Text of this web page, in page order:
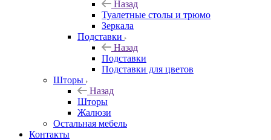
Назад
Туалетные столы и трюмо
Зеркала
Подставки
Назад
Подставки
Подставки для цветов
Шторы
Назад
Шторы
Жалюзи
Остальная мебель
Контакты